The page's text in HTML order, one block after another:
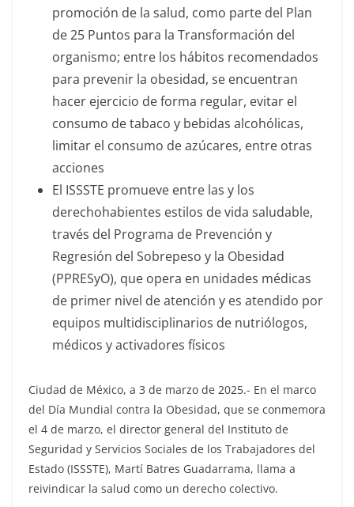
promoción de la salud, como parte del Plan
de 25 Puntos para la Transformación del
organismo; entre los hábitos recomendados
para prevenir la obesidad, se encuentran
hacer ejercicio de forma regular, evitar el
consumo de tabaco y bebidas alcohólicas,
limitar el consumo de azúcares, entre otras
acciones
El ISSSTE promueve entre las y los
derechohabientes estilos de vida saludable,
través del Programa de Prevención y
Regresión del Sobrepeso y la Obesidad
(PPRESyO), que opera en unidades médicas
de primer nivel de atención y es atendido por
equipos multidisciplinarios de nutriólogos,
médicos y activadores físicos
Ciudad de México, a 3 de marzo de 2025.- En el marco
del Día Mundial contra la Obesidad, que se conmemora
el 4 de marzo, el director general del Instituto de
Seguridad y Servicios Sociales de los Trabajadores del
Estado (ISSSTE), Martí Batres Guadarrama, llama a
reivindicar la salud como un derecho colectivo.